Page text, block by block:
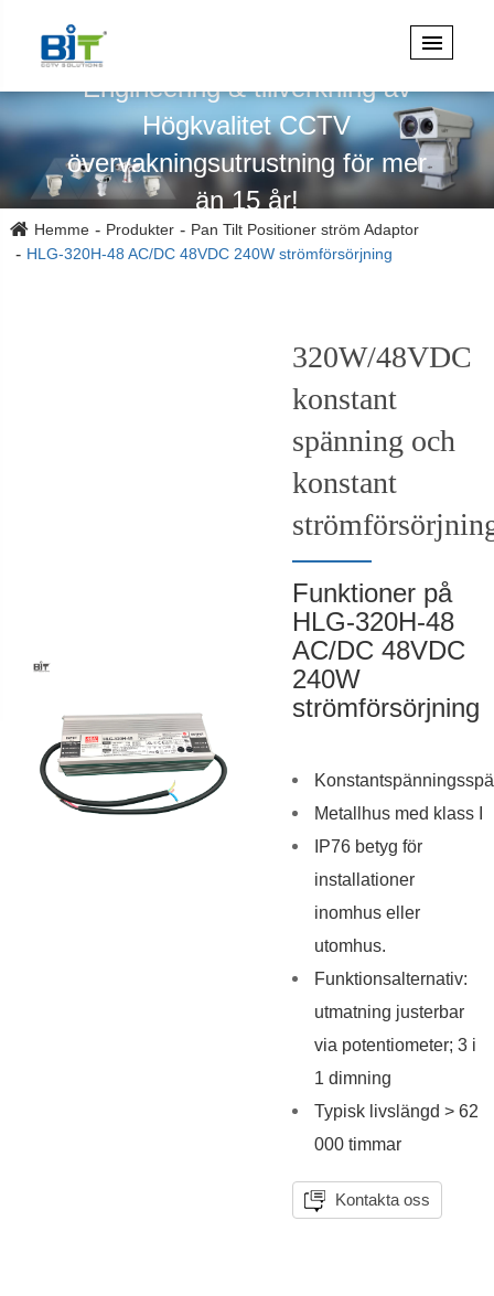
Engineering & tillverkning av
Högkvalitet CCTV
övervakningsutrustning för mer
än 15 år!
Hemme Produkter
Pan Tilt Positioner ström Adaptor
HLG-320H-48 AC/DC 48VDC 240W strömförsörjning
320W/48VDC
konstant
spänning och
konstant
Funktioner på
HLG-320H-48
AC/DC 48VDC
240W
strömförsörjning
Metallhus med klass I
IP76 betyg för
installationer
inomhus eller
utomhus.
Funktionsalternativ:
utmatning justerbar
via potentiometer; 3 i
1 dimning
Typisk livslängd > 62
000 timmar
Kontakta oss